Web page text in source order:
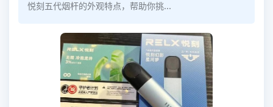
悦刻五代烟杆的外观特点，帮助你挑...